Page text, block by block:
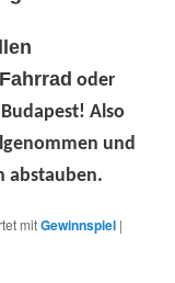
oder
Also
und
abstauben.
mitGewinnspiel |